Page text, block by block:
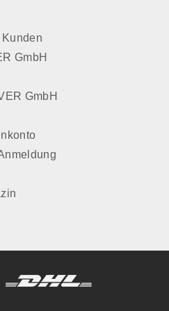
Ölen getränkt und
das Mobiliar
bitte daran, auch wenn
schön bunt aussehen,
Sie keinesfalls in
Spielzeuges.
in Euro-Norm,
für
GmbH
GmbH